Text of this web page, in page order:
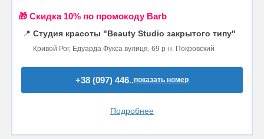
🎁 Cкидка 10% по промокоду Barb
📍 Студия красоты "Beauty Studio закрытого типу"
Кривой Рог, Едуарда Фукса вулиця, 69 р-н. Покровский
+38 (097) 446..показать номер
Подробнее